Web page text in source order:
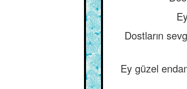
Dostların
Ey güzel